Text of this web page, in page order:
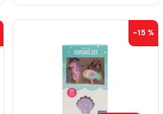
–15 %